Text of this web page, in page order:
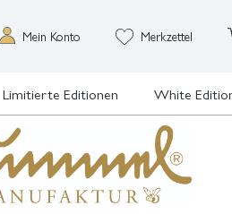
Mein Konto Merkzettel
Limitierte Editionen White